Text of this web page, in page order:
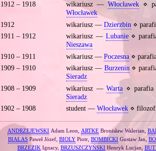
1912 – 1918
wikariusz —Włocławek ⋄
Włocławek
1912
wikariusz — Dzierzbin ⋄
1911 – 1912
wikariusz — Lubanie⋄
Nieszawa
1910 – 1911
wikariusz — Poczesna⋄
1909 – 1910
wikariusz — Burzenin⋄
Sieradz
1908 – 1909
wikariusz —Warta ⋄
Sieradz
1902 – 1908
student — Włocławek⋄
ANDRZEJEWSKIAdam Leon, ARTKEBronisław Walerian,
BIAŁASPaweł Józef, BIOLYPiotr, BOMBICKI Gustaw Jan,
BRZEZIKIgnacy, BRZUSZCZYŃSKI Henryk Lucjan,